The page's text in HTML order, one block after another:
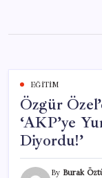
content
EĞITIM
Özgür
‘AKP’ye
Diyordu!’
By Burak